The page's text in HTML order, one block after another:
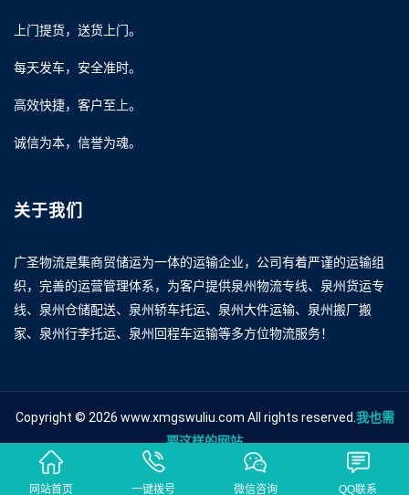
上门提货，送货上门。
每天发车，安全准时。
高效快捷，客户至上。
诚信为本，信誉为魂。
关于我们
广圣物流是集商贸储运为一体的运输企业，公司有着严谨的运输组
织，完善的运营管理体系，为客户提供泉州物流专线、泉州货运专
线、泉州仓储配送、泉州轿车托运、泉州大件运输、泉州搬厂搬
家、泉州行李托运、泉州回程车运输等多方位物流服务！
Copyright © 2026 www.xmgswuliu.com All rights reserved. 我也需
要这样的网站
泉州到临汾物流 泉州到临汾货运 泉州到临汾物流公司
网站首页 一键拨号 微信咨询 QQ联系